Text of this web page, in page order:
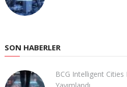
SON HABERLER
BCG Intelligent